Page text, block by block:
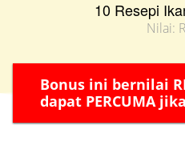
10 Resepi
Nilai:
Bonus ini bernilai
dapat PERCUMA